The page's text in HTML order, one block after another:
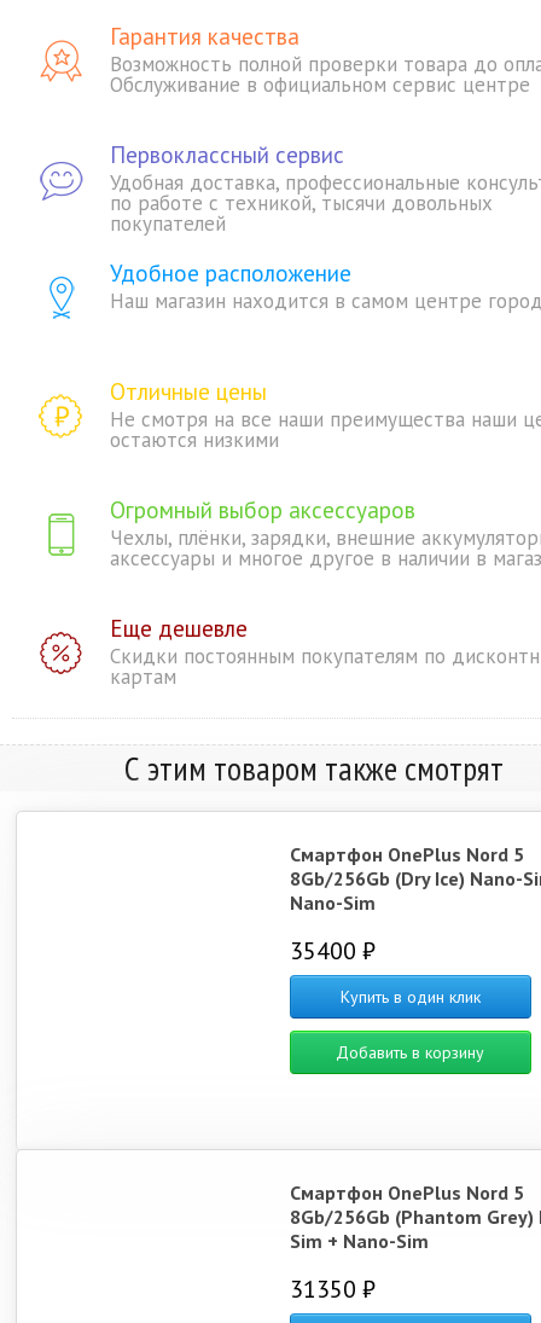
Гарантия качества
Возможность полной проверки товара до
Обслуживание в официальном сервис центре
Первоклассный сервис
Удобная доставка, профессиональные
по работе с техникой, тысячи довольных
покупателей
Удобное расположение
Наш магазин находится в самом центре
Отличные цены
Не смотря на все наши преимущества наши
остаются низкими
Огромный выбор аксессуаров
Чехлы, плёнки, зарядки, внешние
аксессуары и многое другое в наличии в
Еще дешевле
Скидки постоянным покупателям по
картам
С этим товаром также смотрят
Смартфон OnePlus Nord 5
8Gb/256Gb (Dry Ice) Nano-
Nano-Sim
35400 ₽
Купить в один клик
Добавить в корзину
Смартфон OnePlus Nord 5
8Gb/256Gb (Phantom Grey)
Sim + Nano-Sim
31350 ₽